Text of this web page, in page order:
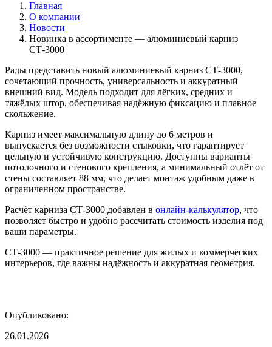
Главная
О компании
Новости
Новинка в ассортименте — алюминиевый карниз
СТ-3000
Рады представить новый алюминиевый карниз СТ-3000,
сочетающий прочность, универсальность и аккуратный
внешний вид. Модель подходит для лёгких, средних и
тяжёлых штор, обеспечивая надёжную фиксацию и плавное
скольжение.
Карниз имеет максимальную длину до 6 метров и
выпускается без возможности стыковки, что гарантирует
цельную и устойчивую конструкцию. Доступны варианты
потолочного и стенового крепления, а минимальный отлёт от
стены составляет 88 мм, что делает монтаж удобным даже в
ограниченном пространстве.
Расчёт карниза СТ-3000 добавлен в онлайн-калькулятор, что
позволяет быстро и удобно рассчитать стоимость изделия под
ваши параметры.
СТ-3000 — практичное решение для жилых и коммерческих
интерьеров, где важны надёжность и аккуратная геометрия.
Опубликовано:
26.01.2026